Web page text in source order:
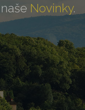
Novinky.